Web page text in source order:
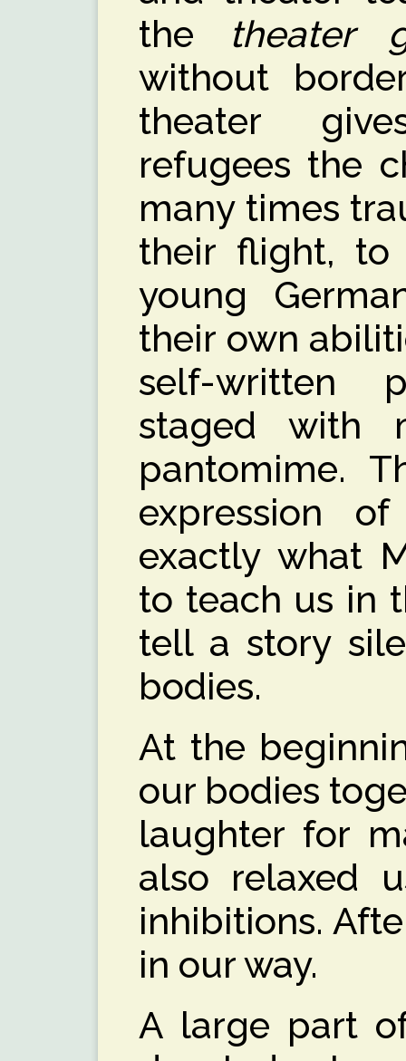
the theater
without
theater
refugees the
many times
their flight, to
young
their own
self-written
staged with
pantomime.
expression
exactly what
to teach us in
tell a story
bodies.
At the
our bodies
laughter for
also relaxed
inhibitions.
in our way.
A large part